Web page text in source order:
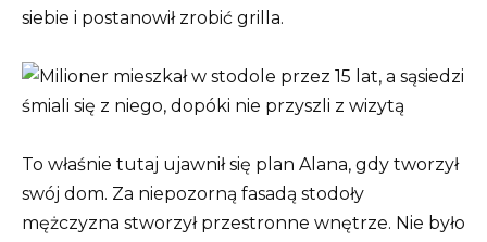
siebie i postanowił zrobić grilla.
To właśnie tutaj ujawnił się plan Alana, gdy tworzył
swój dom. Za niepozorną fasadą stodoły
mężczyzna stworzył przestronne wnętrze. Nie było